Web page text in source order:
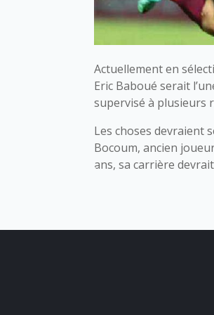
Actuellement en
Eric Baboué serait
supervisé à plusieurs
Les choses devraient
Bocoum, ancien
ans, sa carrière